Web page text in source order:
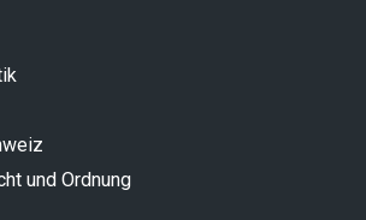
und Ordnung